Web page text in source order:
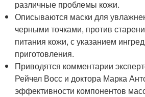
различные проблемы кожи.
Описываются маски для
черными точками, против
питания кожи, с указанием
приготовления.
Приводятся комментарии
Рейчел Восс и доктора Марка
эффективности компонентов